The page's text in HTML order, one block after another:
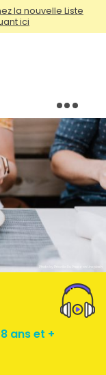
la nouvelle Liste
ici
Menu
ans et +